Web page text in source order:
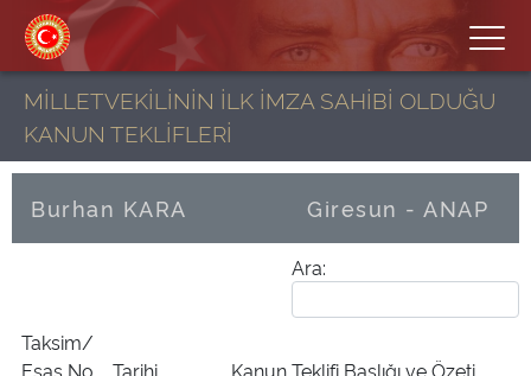
MİLLETVEKİLİNİN İLK İMZA SAHİBİ OLDUĞU
KANUN TEKLİFLERİ
Burhan KARA Giresun - ANAP
Ara:
Taksim/
Esas No
Tarihi
Kanun Teklifi Başlığı ve Özeti